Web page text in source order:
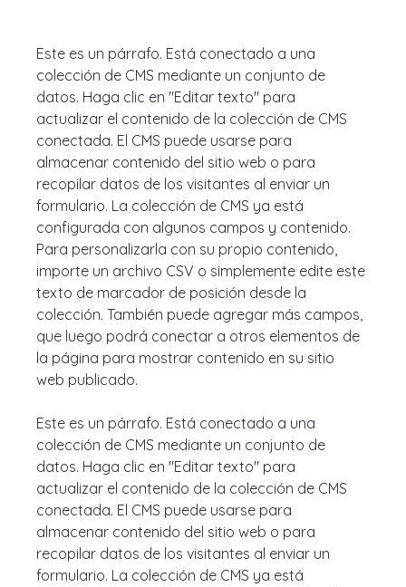
Este es un párrafo. Está conectado a una
colección de CMS mediante un conjunto de
datos. Haga clic en "Editar texto" para
actualizar el contenido de la colección de CMS
conectada. El CMS puede usarse para
almacenar contenido del sitio web o para
recopilar datos de los visitantes al enviar un
formulario. La colección de CMS ya está
configurada con algunos campos y contenido.
Para personalizarla con su propio contenido,
importe un archivo CSV o simplemente edite este
texto de marcador de posición desde la
colección. También puede agregar más campos,
que luego podrá conectar a otros elementos de
la página para mostrar contenido en su sitio
web publicado.
Este es un párrafo. Está conectado a una
colección de CMS mediante un conjunto de
datos. Haga clic en "Editar texto" para
actualizar el contenido de la colección de CMS
conectada. El CMS puede usarse para
almacenar contenido del sitio web o para
recopilar datos de los visitantes al enviar un
formulario. La colección de CMS ya está